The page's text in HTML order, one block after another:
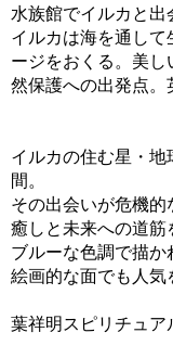
水族館でイルカと出
イルカは海を通し
ージをおくる。美し
然保護への出発点。
イルカの住む星・地
間。
その出会いが危機的
癒しと未来への道筋
ブルーな色調で描
絵画的な面でも人気
葉祥明スピリチュア